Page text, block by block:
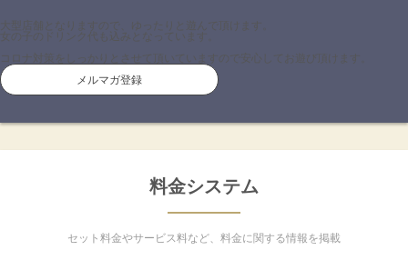
大型店舗となりますので、ゆったりと遊んで頂けます。
女の子のドリンク代も込みとなっています。
コロナ対策をしっかりとさせて頂いていますので安心してお遊び頂けます。
メルマガ登録
料金システム
セット料金やサービス料など、料金に関する情報を掲載